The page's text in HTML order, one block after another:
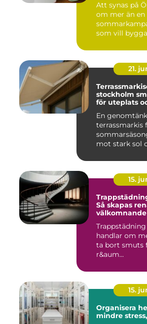
Att synas på
om mer än en
som vill bygga
21.
stockholm smart skugga
för uteplats
En
terrassmarkis
mot stark sol
15.
Så skapas
handlar om
ta bort smuts
r&aum...
15.
Organisera
mindre